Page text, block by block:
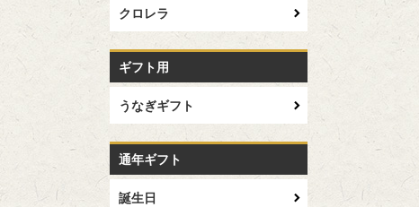
クロレラ
ギフト用
うなぎギフト
通年ギフト
誕生日